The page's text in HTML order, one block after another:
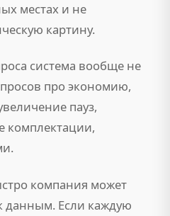
местах и не
картину.
система вообще не
про экономию,
пауз,
комплектации,
компания может
данным. Если каждую